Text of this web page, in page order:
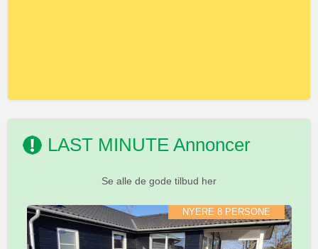
LAST MINUTE Annoncer
Se alle de gode tilbud her
NYERE 8 PERSONE